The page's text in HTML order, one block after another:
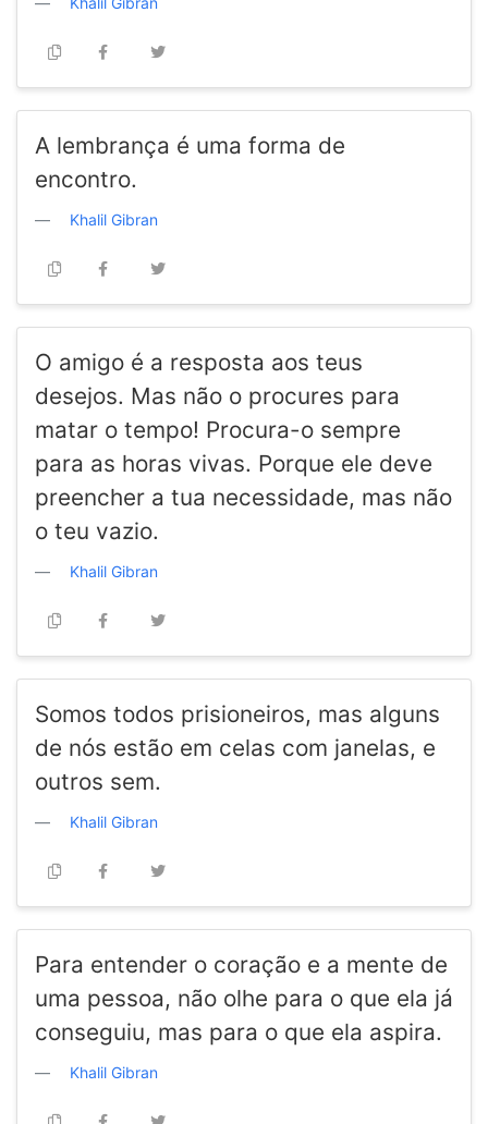
A lembrança é uma forma de
encontro.
Khalil Gibran
O amigo é a resposta aos teus
desejos. Mas não o procures para
matar o tempo! Procura-o sempre
para as horas vivas. Porque ele deve
preencher a tua necessidade, mas não
o teu vazio.
Khalil Gibran
Somos todos prisioneiros, mas alguns
de nós estão em celas com janelas, e
outros sem.
Khalil Gibran
Para entender o coração e a mente de
uma pessoa, não olhe para o que ela já
conseguiu, mas para o que ela aspira.
Khalil Gibran